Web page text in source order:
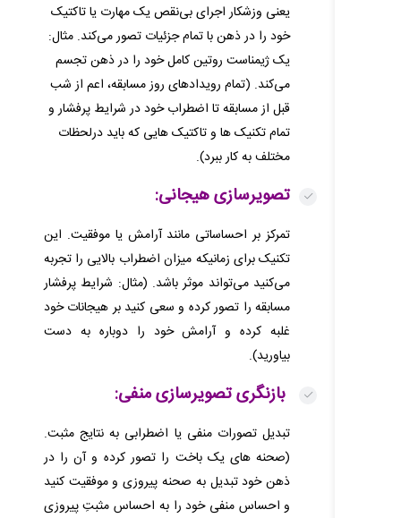
یعنی وزشکار اجرای بی‌نقص یک مهارت یا تاکتیک
خود را در ذهن با تمام جزئیات تصور می‌کند. مثال:
یک ژیمناست روتین کامل خود را در ذهن تجسم
می‌کند. (تمام رویدادهای روز مسابقه، اعم از شب
قبل از مسابقه تا اضطراب خود در شرایط پرفشار و
تمام تکنیک ها و تاکتیک هایی که باید درلحظات
مختلف به کار ببرد).
تصویرسازی هیجانی:
تمرکز بر احساساتی مانند آرامش یا موفقیت. این
تکنیک برای زمانیکه میزان اضطراب بالایی را تجربه
می‌کنید می‌تواند موثر باشد. (مثال: شرایط پرفشار
مسابقه را تصور کرده و سعی کنید بر هیجانات خود
غلبه کرده و آرامش خود را دوباره به دست
بیاورید).
بازنگری تصویرسازی منفی:
تبدیل تصورات منفی یا اضطرابی به نتایج مثبت.
(صحنه های یک باخت را تصور کرده و آن را در
ذهن خود تبدیل به صحنه پیروزی و موفقیت کنید
و احساس منفی خود را به احساس مثبتِ پیروزی